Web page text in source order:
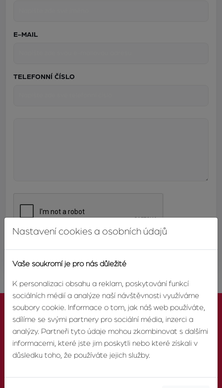
E-MAIL
TELEFONNÍ ČÍSLO
KONTAKTUJTE NÁS
Nastavení cookies a osobních údajů
Vaše soukromí je pro nás důležité
K personalizaci obsahu a reklam, poskytování funkcí
sociálních médií a analýze naší návštěvnosti využíváme
soubory cookie. Informace o tom, jak náš web používáte,
sdílíme se svými partnery pro sociální média, inzerci a
analýzy. Partneři tyto údaje mohou zkombinovat s dalšími
informacemi, které jste jim poskytli nebo které získali v
důsledku toho, že používáte jejich služby.